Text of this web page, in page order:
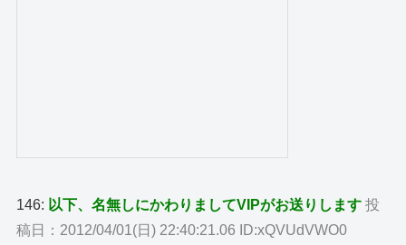
146: 以下、名無しにかわりましてVIPがお送りします 投
稿日：2012/04/01(日) 22:40:21.06 ID:xQVUdVWO0